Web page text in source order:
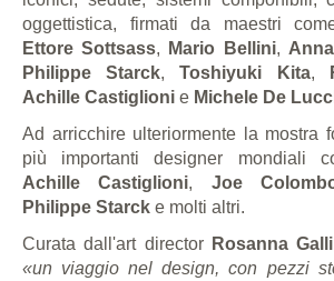
oggettistica, firmati da maestri
Ettore Sottsass, Mario Bellini,
Philippe Starck,Toshiyuki Kita,
Achille Castiglioni e Michele De
Ad arricchire ulteriormente la mostra
più importanti designer mondiali
Achille Castiglioni, Joe
Philippe Starck e molti altri.
Curata dall'art director Rosanna Galli
«un viaggio nel design, con pezzi